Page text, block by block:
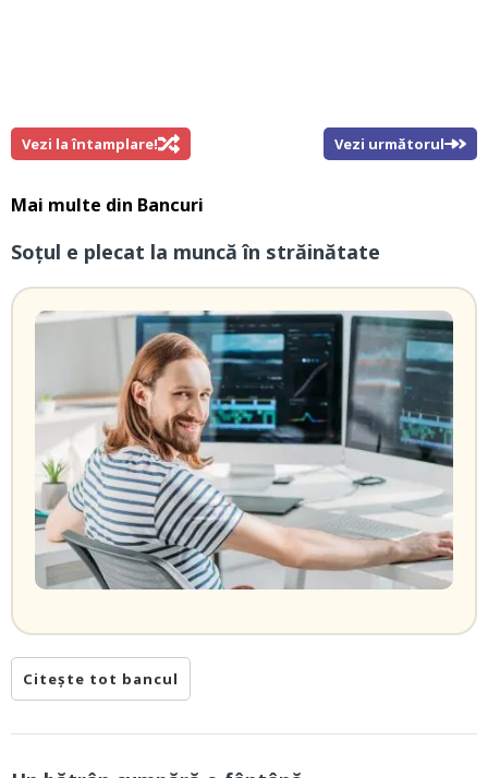
Vezi la întamplare! Vezi următorul
Mai multe din Bancuri
Soțul e plecat la muncă în străinătate
Citește tot bancul